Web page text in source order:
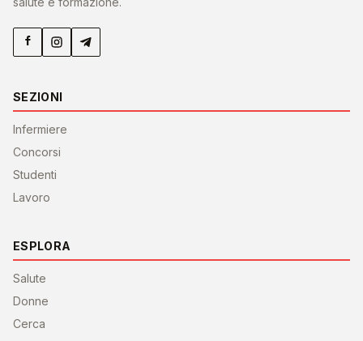
SEZIONI
Infermiere
Concorsi
Studenti
Lavoro
ESPLORA
Salute
Donne
Cerca